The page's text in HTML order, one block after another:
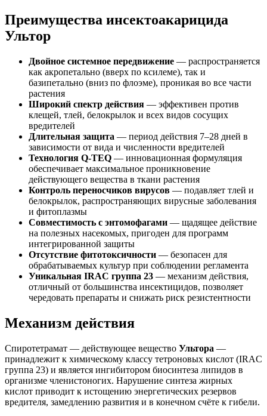
Преимущества инсектоакарицида
Ультор
Двойное системное передвижение — распространяется
как акропетально (вверх по ксилеме), так и
базипетально (вниз по флоэме), проникая во все части
растения
Широкий спектр действия — эффективен против
клещей, тлей, белокрылок и всех видов сосущих
вредителей
Длительная защита — период действия 7–28 дней в
зависимости от вида и численности вредителей
Технология Q-TEQ — инновационная формуляция
обеспечивает максимальное проникновение
действующего вещества в ткани растения
Контроль переносчиков вирусов — подавляет тлей и
белокрылок, распространяющих вирусные заболевания
и фитоплазмы
Совместимость с энтомофагами — щадящее действие
на полезных насекомых, пригоден для программ
интегрированной защиты
Отсутствие фитотоксичности — безопасен для
обрабатываемых культур при соблюдении регламента
Уникальная IRAC группа 23 — механизм действия,
отличный от большинства инсектицидов, позволяет
чередовать препараты и снижать риск резистентности
Механизм действия
Спиротетрамат — действующее вещество Ультора —
принадлежит к химическому классу тетроновых кислот (IRAC
группа 23) и является ингибитором биосинтеза липидов в
организме членистоногих. Нарушение синтеза жирных
кислот приводит к истощению энергетических резервов
вредителя, замедлению развития и в конечном счёте к гибели.